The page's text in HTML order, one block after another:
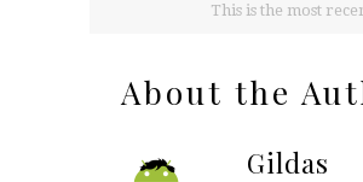
This is the most
About the
Gildas